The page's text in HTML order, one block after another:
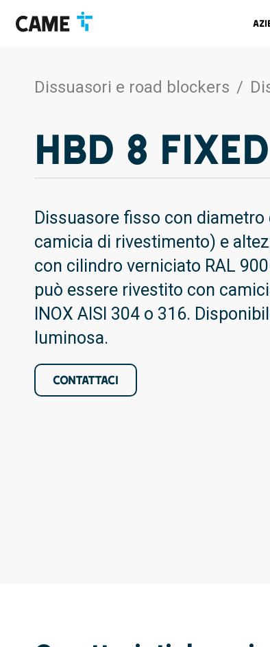
barra
contenuto
footer
Dissuasori e road blockers /
HBD 8 FIXED
Dissuasore fisso con
camicia di rivestimento) e
con cilindro verniciato RAL
può essere rivestito con
INOX AISI 304 o 316.
luminosa.
CONTATTACI